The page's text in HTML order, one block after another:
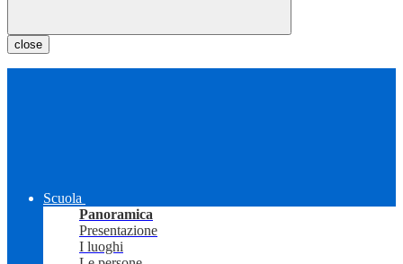
close
Scuola
Panoramica
Presentazione
I luoghi